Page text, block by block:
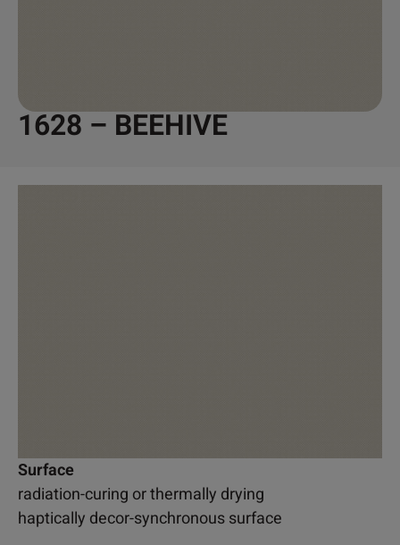
1628 – BEEHIVE
Surface
radiation-curing or thermally drying
haptically decor-synchronous surface